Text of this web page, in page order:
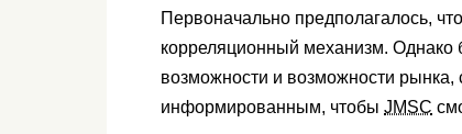
Первоначально предполагалось,
корреляционный механизм. Однако
возможности и возможности рынка,
информированным, чтобы JMSC